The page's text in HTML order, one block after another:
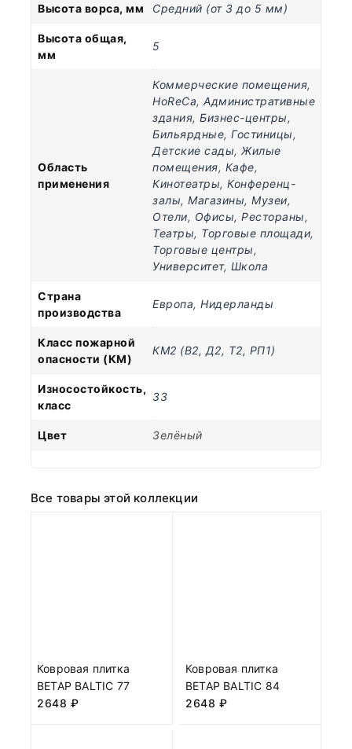
Высота ворса, мм Средний (от 3 до 5 мм)
Высота общая,
мм
5
Область
применения
Коммерческие помещения,
HoReCa, Административные
здания, Бизнес-центры,
Бильярдные, Гостиницы,
Детские сады, Жилые
помещения, Кафе,
Кинотеатры, Конференц-
залы, Магазины, Музеи,
Отели, Офисы, Рестораны,
Театры, Торговые площади,
Торговые центры,
Университет, Школа
Страна
производства
Европа, Нидерланды
Класс пожарной
опасности (КМ)
КМ2 (В2, Д2, Т2, РП1)
Износостойкость,
класс
33
Цвет Зелёный
Все товары этой коллекции
Ковровая плитка
BETAP BALTIC 77
2648 ₽
Ковровая плитка
BETAP BALTIC 84
2648 ₽